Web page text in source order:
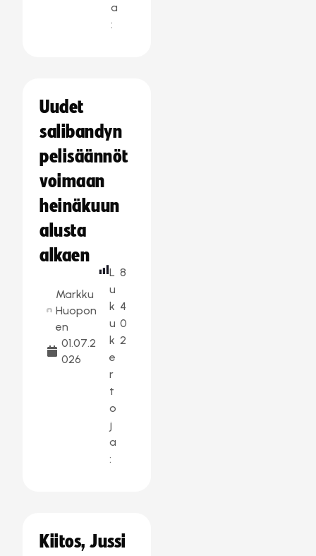
a
:
Uudet
salibandyn
pelisäännöt
voimaan
heinäkuun
alusta
alkaen
Markku
Huopon
en
01.07.2
026
L
u
k
u
k
e
r
t
o
j
a
:
8
4
0
2
Kiitos, Jussi